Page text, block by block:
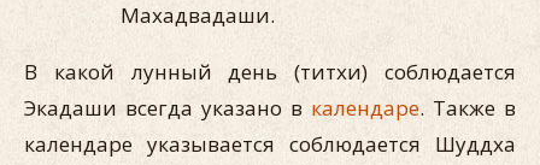
Махадвадаши.
В какой лунный день (титхи) соблюдается
Экадаши всегда указано в календаре. Также в
календаре указывается соблюдается Шуддха